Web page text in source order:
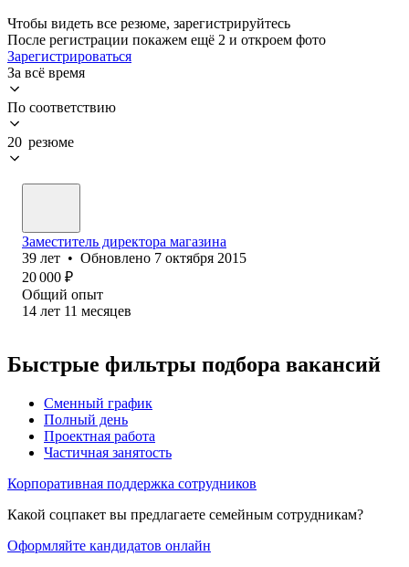
Чтобы видеть все резюме, зарегистрируйтесь
После регистрации покажем ещё 2 и откроем фото
Зарегистрироваться
За всё время
По соответствию
20 резюме
Заместитель директора магазина
39 лет • Обновлено 7 октября 2015
20 000 ₽
Общий опыт
14 лет 11 месяцев
Быстрые фильтры подбора вакансий
Сменный график
Полный день
Проектная работа
Частичная занятость
Корпоративная поддержка сотрудников
Какой соцпакет вы предлагаете семейным сотрудникам?
Оформляйте кандидатов онлайн